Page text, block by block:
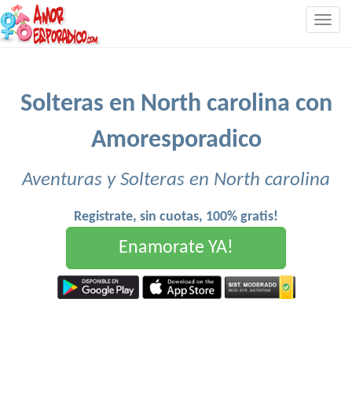
Solteras en North carolina con
Amoresporadico
Aventuras y Solteras en North carolina
Registrate, sin cuotas, 100% gratis!
Enamorate YA!